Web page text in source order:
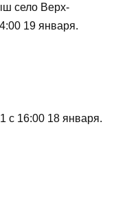
село Верх-
19 января.
с 16:00 18 января.